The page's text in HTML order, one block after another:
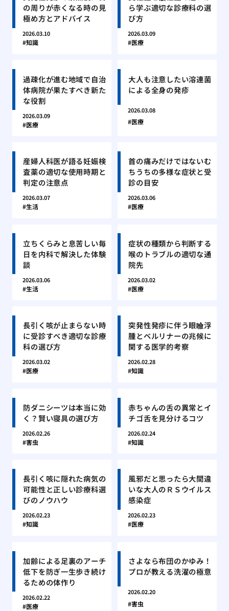
の周りが赤くなる時の見
極め方とアドバイス
2026.03.10
知識
ら学ぶ適切な診療科の選
び方
2026.03.09
医療
過疎化が進む地域で自治
体病院が果たすべき新た
な役割
2026.03.09
医療
大人も注意したい溶連菌
による全身の発疹
2026.03.08
医療
産婦人科医が語る妊娠検
査薬の適切な使用時期と
判定の注意点
2026.03.07
生活
首の痛みだけではないむ
ちうちの多様な症状と受
診の目安
2026.03.06
医療
立ちくらみと息苦しい毎
日を内科で解決した体験
談
2026.03.06
生活
症状の種類から判断する
喉のトラブルの適切な通
院先
2026.03.02
医療
長引く咳が止まらない時
に受診すべき適切な診療
科の選び方
2026.03.02
医療
突発性発疹に伴う眼瞼浮
腫とベルリナーの兆候に
関する医学的考察
2026.02.28
知識
防ダニシーツは本当に効
く？賢い寝具の選び方
2026.02.26
害虫
赤ちゃんの舌の異常とイ
チゴ舌を見分けるコツ
2026.02.24
知識
長引く咳に隠れた病気の
可能性と正しい診療科選
びのノウハウ
2026.02.23
知識
風邪だと思ったら大間違
いな大人のＲＳウイルス
感染症
2026.02.23
医療
加齢による足裏のアーチ
低下を防ぎ一生歩き続け
るための体作り
2026.02.22
医療
さよなら布団のかゆみ！
プロが教える洗濯の極意
2026.02.20
害虫